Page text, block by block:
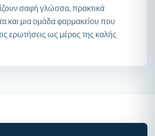
σαφή γλώσσα, πρακτικά
και μια ομάδα φαρμακείου που
ερωτήσεις ως μέρος της καλής